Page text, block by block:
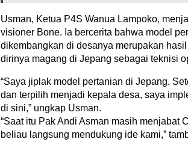
Usman, Ketua P4S Wanua Lampoko,
visioner Bone. Ia bercerita bahwa model
dikembangkan di desanya merupakan
dirinya magang di Jepang sebagai teknisi
“Saya jiplak model pertanian di Jepang.
dan terpilih menjadi kepala desa, saya
di sini,” ungkap Usman.
“Saat itu Pak Andi Asman masih menjabat
beliau langsung mendukung ide kami,”